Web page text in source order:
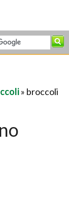
» broccoli